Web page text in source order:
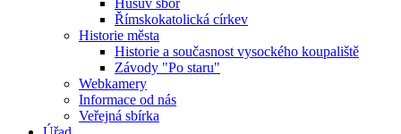
Husův sbor
Římskokatolická církev
Historie města
Historie a současnost vysockého koupaliště
Závody "Po staru"
Webkamery
Informace od nás
Veřejná sbírka